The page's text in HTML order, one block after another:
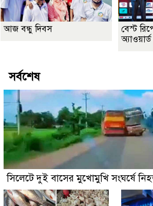
আজ বন্ধু দিবস
বেস্ট
সর্বশেষ
সিলেটে দুই বাসের মুখোমুখি সংঘর্ষে